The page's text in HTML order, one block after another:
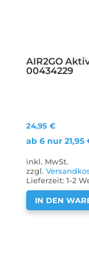
AIR2GO
00434229
24,95€
ab 6 nur21,95
inkl. MwSt.
zzgl.
Lieferzeit:1-2
IN DEN